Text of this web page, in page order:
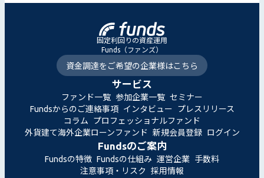
固定利回りの資産運用
Funds（ファンズ）
資金調達をご希望の企業様はこちら
サービス
ファンド一覧 参加企業一覧 セミナー
Fundsからのご連絡事項 インタビュー
プレスリリース
コラム
プロフェッショナルファンド
外貨建て海外企業ローンファンド 新規会員登録 ログイン
Fundsのご案内
Fundsの特徴 Fundsの仕組み 運営企業 手数料
注意事項・リスク
採用情報